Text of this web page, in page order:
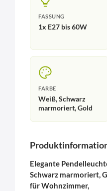
FASSUNG
1x E27 bis 60W
FARBE
Weiß, Schwarz
marmoriert, Gold
Elegante
Schwarz marmoriert,
für Wohnzimmer,